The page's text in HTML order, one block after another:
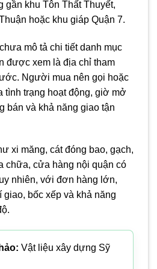
gần khu Tôn Thất Thuyết,
hoặc khu giáp Quận 7.
mô tả chi tiết danh mục
được xem là địa chỉ tham
Người mua nên gọi hoặc
tình trạng hoạt động, giờ mở
bán và khả năng giao tận
xi măng, cát đóng bao, gạch,
chữa, cửa hàng nội quận có
nhiên, với đơn hàng lớn,
giao, bốc xếp và khả năng
Vật liệu xây dựng Sỹ